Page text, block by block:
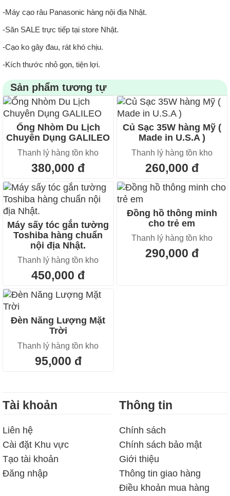
-Máy cạo râu Panasonic hàng nội địa Nhật.
-Săn SALE trực tiếp tại store Nhật.
-Cạo ko gây đau, rát khó chịu.
-Kích thước nhỏ gọn, tiện lợi.
Sản phẩm tương tự
Ống Nhòm Du Lịch
Chuyên Dụng GALILEO
Thanh lý hàng tồn kho
380,000 đ
Củ Sạc 35W hàng Mỹ (
Made in U.S.A )
Thanh lý hàng tồn kho
260,000 đ
Máy sấy tóc gắn tường
Toshiba hàng chuẩn
nội địa Nhật.
Thanh lý hàng tồn kho
450,000 đ
Đồng hồ thông minh
cho trẻ em
Thanh lý hàng tồn kho
290,000 đ
Đèn Năng Lượng Mặt
Trời
Thanh lý hàng tồn kho
95,000 đ
Tài khoản
Liên hệ
Cài đặt Khu vực
Tạo tài khoản
Đăng nhập
Thông tin
Chính sách
Chính sách bảo mật
Giới thiệu
Thông tin giao hàng
Điều khoản mua hàng